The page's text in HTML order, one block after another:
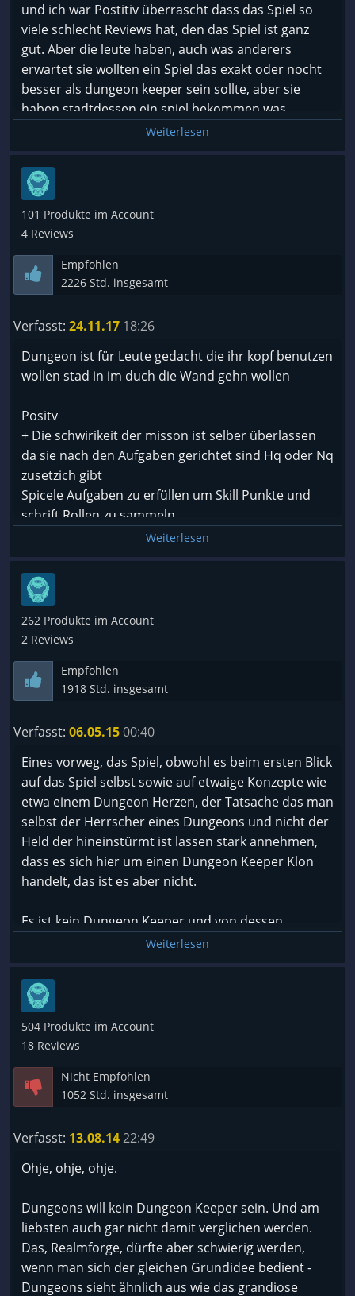
und ich war Postitiv überrascht dass das Spiel so
viele schlecht Reviews hat, den das Spiel ist ganz
gut. Aber die leute haben, auch was anderers
erwartet sie wollten ein Spiel das exakt oder nocht
besser als dungeon keeper sein sollte, aber sie
haben stadtdessen ein spiel bekommen was
teilweise andere ideen hatte. Aber die Leute
mochten die ideen nicht. Aber an die leute, die mal
ein abgewandeltes Dungeon keeper möchten
sollten sich das spiel kaufen. Sehr empfehlens wert
wenn mann sich das spiel im Sale kauft.
Weiterlesen
101 Produkte im Account
4 Reviews
Empfohlen
2226 Std. insgesamt
Verfasst: 24.11.17 18:26
Dungeon ist für Leute gedacht die ihr kopf benutzen
wollen stad in im duch die Wand gehn wollen
Positv
+ Die schwirikeit der misson ist selber überlassen
da sie nach den Aufgaben gerichtet sind Hq oder Nq
zusetzich gibt
Spicele Aufgaben zu erfüllen um Skill Punkte und
schrift Rollen zu sammeln
+ es gibt auch ein skill system
+ viele möglichkeiten zu gestalten
+ Die Kampagne ist auf ihre weise interessantn
+ Missonen sind wieder spielbar
+ Sehr viel gegenstände zu bauen
-+ Mann muss viel Planen wie man was bau und wie
Negativ
- die Steuerung ist nicht immer Pretsise
-+ Mann muss viel Planen wie man was bau und wie
es am besten Passt
Weiterlesen
262 Produkte im Account
2 Reviews
Empfohlen
1918 Std. insgesamt
Verfasst: 06.05.1500:40
Eines vorweg, das Spiel, obwohl es beim ersten Blick
auf das Spiel selbst sowie auf etwaige Konzepte wie
etwa einem Dungeon Herzen, der Tatsache das man
selbst der Herrscher eines Dungeons und nicht der
Held der hineinstürmt ist lassen stark annehmen,
dass es sich hier um einen Dungeon Keeper Klon
handelt, das ist es aber nicht.
Es ist kein Dungeon Keeper und von dessen
würdigem Nachfolger ist hierbei erst gar nicht zu
sprechen.
Ihr seid in einem Dungeon das ihr verwalten müsst,
ihr müsst es mit gimmicks, Räumen und auch
Schätzen ausstatten um Helden anzulocken, diese
Ausrüstungen oder Zauberbüchern um sich mit
dem was ihr ihnen bietet zu amüsieren, solange bis
Dungeon Lord selbst halb tot geprügelt, in den
Kerker gebracht und ihnen dann ihre Seelenenergie
ausgepresst wird (die ihr dann erntet).
Das ist die Grundidee, auch die Räume wie
Rüstungskammern oder Bibliotheken sind dazu da,
Helden anzulocken um sie anschließend
abzufarmen, sollten Helden genug von Euch haben
stürmen sie sofort durch euer Dungeon auf das
Weiterlesen
504 Produkte im Account
18 Reviews
Nicht Empfohlen
1052 Std. insgesamt
Verfasst: 13.08.1422:49
Ohje, ohje, ohje.
Dungeons will kein Dungeon Keeper sein. Und am
liebsten auch gar nicht damit verglichen werden.
Das, Realmforge, dürfte aber schwierig werden,
wenn man sich der gleichen Grundidee bedient -
Dungeons sieht ähnlich aus wie das grandiose